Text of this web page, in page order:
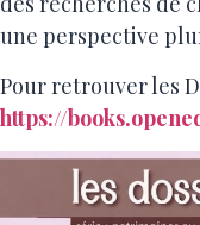
une perspective
Pour retrouver les
https://